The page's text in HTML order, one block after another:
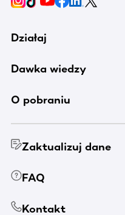
Działaj
Dawka wiedzy
O pobraniu
Zaktualizuj dane
FAQ
Kontakt